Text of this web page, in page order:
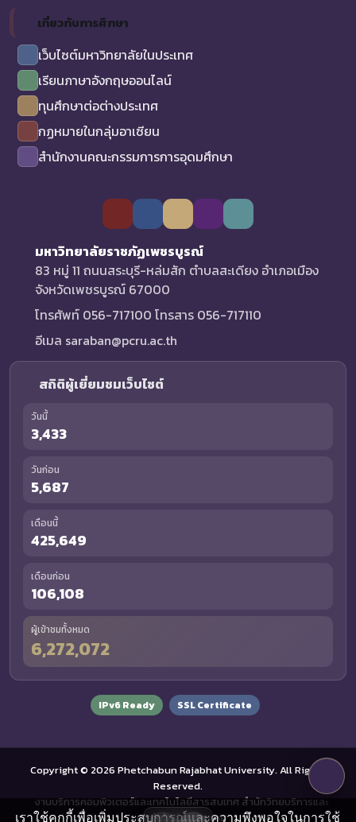
เกี่ยวกับการศึกษา
เว็บไซต์มหาวิทยาลัยในประเทศ
เรียนภาษาอังกฤษออนไลน์
ทุนศึกษาต่อต่างประเทศ
กฏหมายในกลุ่มอาเซียน
สำนักงานคณะกรรมการการอุดมศึกษา
มหาวิทยาลัยราชภัฏเพชรบูรณ์
83 หมู่ 11 ถนนสระบุรี-หล่มสัก ตำบลสะเดียง อำเภอเมือง
จังหวัดเพชรบูรณ์ 67000
โทรศัพท์ 056-717100 โทรสาร 056-717110
อีเมล saraban@pcru.ac.th
สถิติผู้เยี่ยมชมเว็บไซต์
วันนี้
3,433
วันก่อน
5,687
เดือนนี้
425,649
เดือนก่อน
106,108
ผู้เข้าชมทั้งหมด
6,272,072
IPv6 Ready SSL Certificate
Copyright © 2026 Phetchabun Rajabhat University. All Rights
Reserved.
งานบริการคอมพิวเตอร์และเทคโนโลยีสารสนเทศ สำนักวิทยบริการและ
เทคโนโลยีสารสนเทศ
เราใช้คุกกี้เพื่อเพิ่มประสบการณ์และความพึงพอใจในการใช้